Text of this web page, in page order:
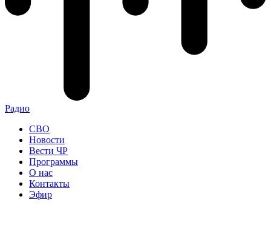
Радио
СВО
Новости
Вести ЧР
Программы
О нас
Контакты
Эфир